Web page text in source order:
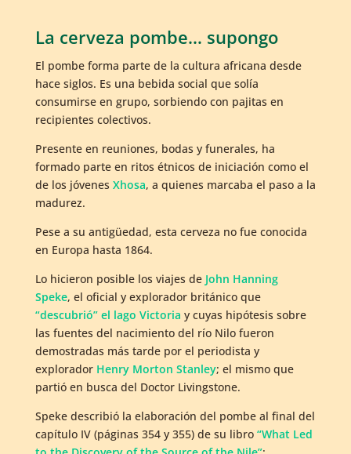
La cerveza pombe… supongo
El pombe forma parte de la cultura africana desde
hace siglos. Es una bebida social que solía
consumirse en grupo, sorbiendo con pajitas en
recipientes colectivos.
Presente en reuniones, bodas y funerales, ha
formado parte en ritos étnicos de iniciación como el
de los jóvenes Xhosa, a quienes marcaba el paso a la
madurez.
Pese a su antigüedad, esta cerveza no fue conocida
en Europa hasta 1864.
Lo hicieron posible los viajes de John Hanning
Speke, el oficial y explorador británico que
“descubrió” el lago Victoria y cuyas hipótesis sobre
las fuentes del nacimiento del río Nilo fueron
demostradas más tarde por el periodista y
explorador Henry Morton Stanley; el mismo que
partió en busca del Doctor Livingstone.
Speke describió la elaboración del pombe al final del
capítulo IV (páginas 354 y 355) de su libro “What Led